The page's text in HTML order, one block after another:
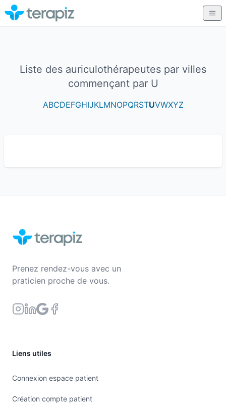
Liste des auriculothérapeutes par villes
commençant par U
ABCDEFGHIJKLMNOPQRSTUVWXYZ
Prenez rendez-vous avec un
praticien proche de vous.
Liens utiles
Connexion espace patient
Création compte patient